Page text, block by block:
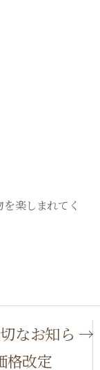
楽しまれてく
なお知ら
格改定